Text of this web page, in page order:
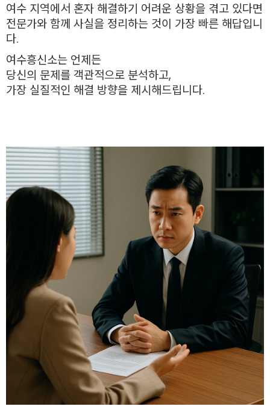
여수 지역에서 혼자 해결하기 어려운 상황을 겪고 있다면
전문가와 함께 사실을 정리하는 것이 가장 빠른 해답입니
다.
여수흥신소는 언제든
당신의 문제를 객관적으로 분석하고,
가장 실질적인 해결 방향을 제시해드립니다.